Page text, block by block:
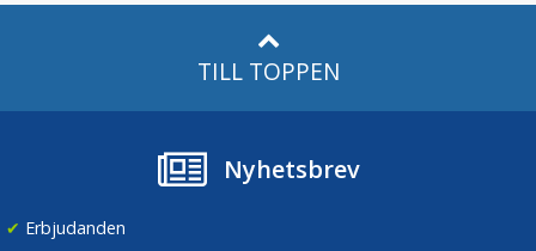
TILL TOPPEN
Nyhetsbrev
✔ Erbjudanden